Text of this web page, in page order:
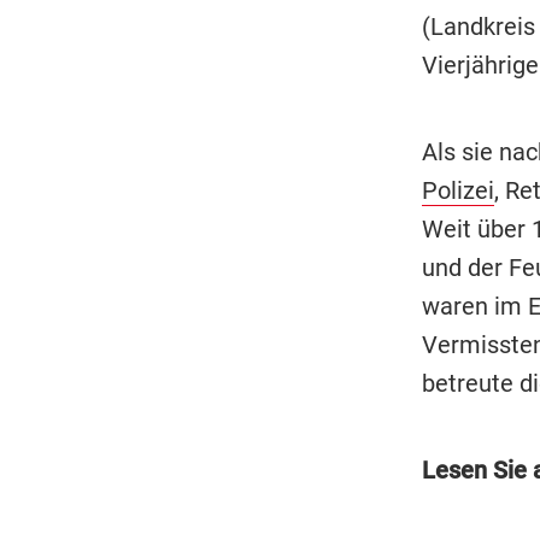
Als sie
Polizei,
Weit über
und der
waren im
betreute
Lesen Sie